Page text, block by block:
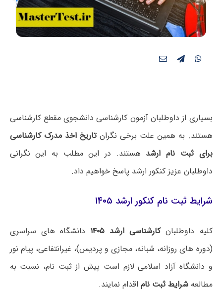
بسیاری از داوطلبان آزمون کارشناسی دانشجوی مقطع کارشناسی
هستند. به همین علت برخی نگرانتاریخ اخذ مدرک کارشناسی
برای ثبت نام ارشد هستند. در این مطلب به این نگرانی
داوطلبان عزیز کنکور ارشد پاسخ خواهیم داد.
شرایط ثبت نام کنکور ارشد ۱۴۰۵
کلیه داوطلبانکارشناسی ارشد ۱۴۰۵
دانشگاه های سراسری
(دوره های روزانه، شبانه، مجازی و پردیس)، غیرانتفاعی، پیام نور
و دانشگاه آزاد اسلامی لازم است پیش از ثبت نام، نسبت به
مطالعهشرایط ثبت نام اقدام نمایند.